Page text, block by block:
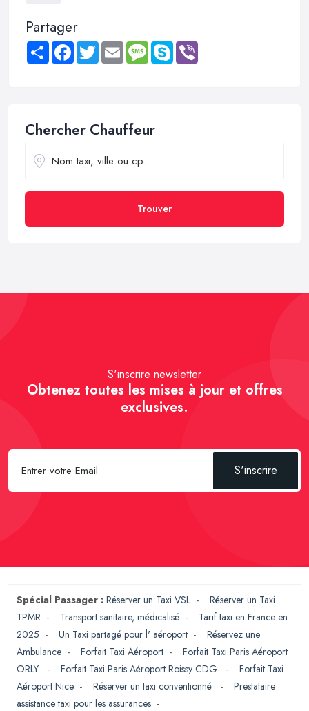
Partager
Share FacebookTwitter Email MessageSkype
Chercher Chauffeur
Trouver
S'inscrire newsletter
Obtenez toutes les mises à jour et offres
exclusives.
S'inscrire
Spécial Passager : Réserver un Taxi VSL - Réserver un Taxi
TPMR - Transport sanitaire, médicalisé - Tarif taxi en France en
2025 - Un Taxi partagé pour l' aéroport - Réservez une
Ambulance - Forfait Taxi Aéroport - Forfait Taxi Paris Aéroport
ORLY
- Forfait Taxi Paris Aéroport Roissy CDG - Forfait Taxi
Aéroport Nice - Réserver un taxi conventionné - Prestataire
assistance taxi pour les assurances -